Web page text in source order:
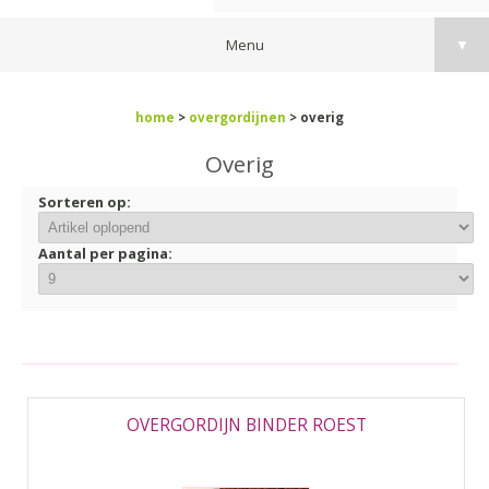
Menu ▼
home > overgordijnen > overig
Overig
Sorteren op:
Aantal per pagina:
OVERGORDIJN BINDER ROEST